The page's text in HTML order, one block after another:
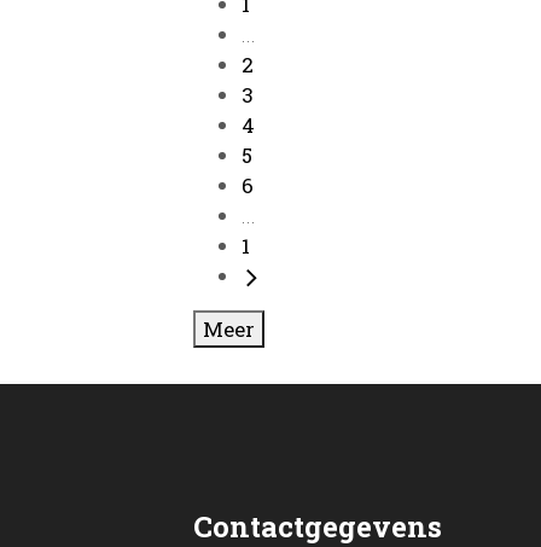
...
2
3
4
5
6
...
1
Meer
Contactgegevens